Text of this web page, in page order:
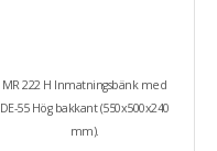
MR 222 H Inmatningsbänk med
DE-55 Hög bakkant (550x500x240
mm).